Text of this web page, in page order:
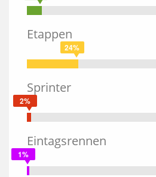
Etappen
24%
Sprinter
2%
Eintagsrennen
1%